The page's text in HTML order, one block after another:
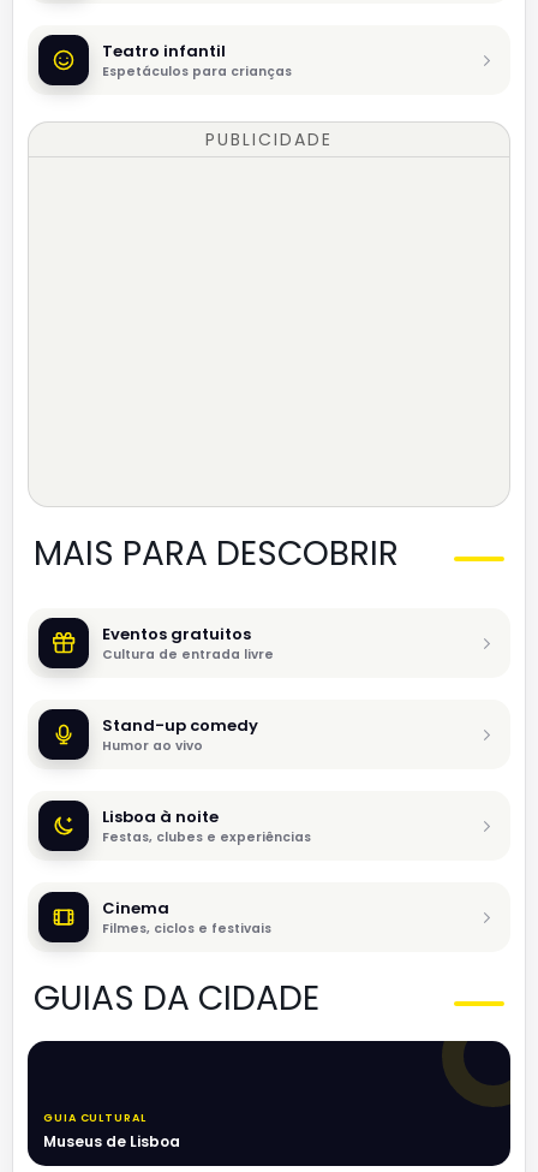
Teatro infantil
Espetáculos para crianças
PUBLICIDADE
MAIS PARA DESCOBRIR
Eventos gratuitos
Cultura de entrada livre
Stand-up comedy
Humor ao vivo
Lisboa à noite
Festas, clubes e experiências
Cinema
Filmes, ciclos e festivais
GUIAS DA CIDADE
GUIA CULTURAL
Museus de Lisboa